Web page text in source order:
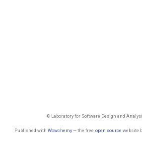
© Laboratory for Software Design and
Published with Wowchemy— the free, open source website